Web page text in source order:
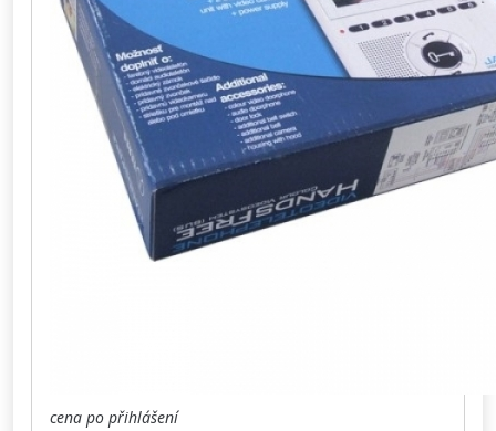
cena po přihlášení